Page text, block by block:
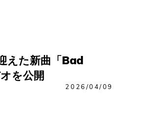
えた新曲「Bad
を公開
2026/04/09